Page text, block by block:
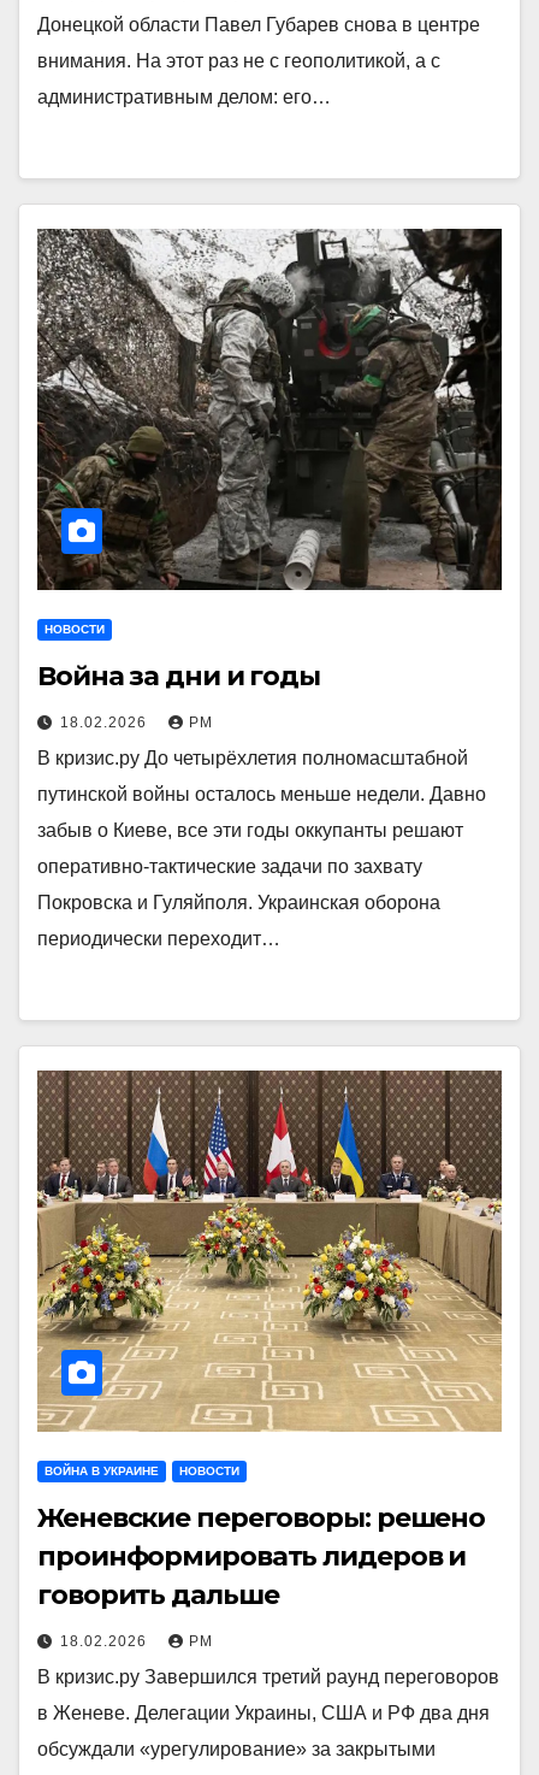
Донецкой области Павел Губарев снова в центре
внимания. На этот раз не с геополитикой, а с
административным делом: его…
НОВОСТИ
Война за дни и годы
18.02.2026 РМ
В кризис.ру До четырёхлетия полномасштабной
путинской войны осталось меньше недели. Давно
забыв о Киеве, все эти годы оккупанты решают
оперативно-тактические задачи по захвату
Покровска и Гуляйполя. Украинская оборона
периодически переходит…
ВОЙНА В УКРАИНЕ НОВОСТИ
Женевские переговоры: решено
проинформировать лидеров и
говорить дальше
18.02.2026 РМ
В кризис.ру Завершился третий раунд переговоров
в Женеве. Делегации Украины, США и РФ два дня
обсуждали «урегулирование» за закрытыми